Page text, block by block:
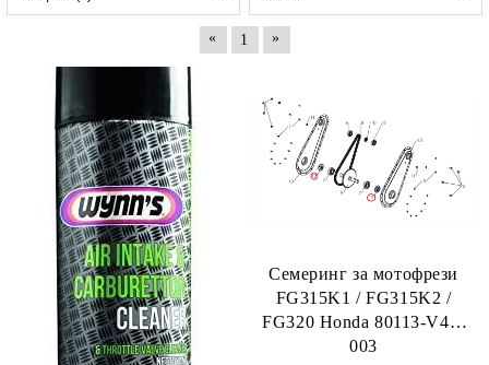
« 1 »
Семеринг за мотофрези
FG315K1 / FG315K2 /
FG320 Honda 80113-V40-
003